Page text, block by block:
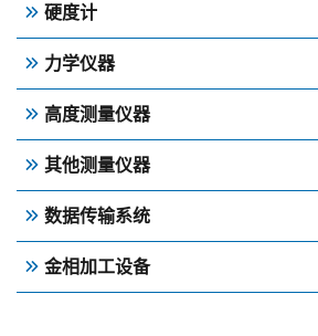
硬度计
力学仪器
高度测量仪器
其他测量仪器
数据传输系统
金相加工设备